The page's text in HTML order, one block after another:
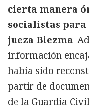
cierta manera
socialistas
jueza Biezma.
información
había sido
partir de
de la Guardia